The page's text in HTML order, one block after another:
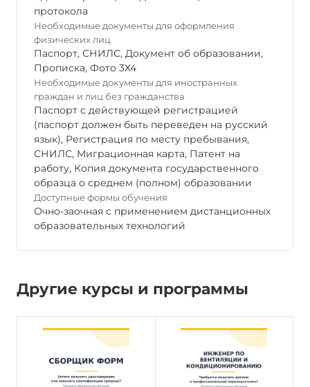
протокола
Необходимые документы для оформления
физических лиц
Паспорт, СНИЛС, Документ об образовании,
Прописка, Фото 3Х4
Необходимые документы для иностранных
граждан и лиц без гражданства
Паспорт с действующей регистрацией
(паспорт должен быть переведен на русский
язык), Регистрация по месту пребывания,
СНИЛС, Миграционная карта, Патент на
работу, Копия документа государственного
образца о среднем (полном) образовании
Доступные формы обучения
Очно-заочная с применением дистанционных
образовательных технологий
Другие курсы и программы